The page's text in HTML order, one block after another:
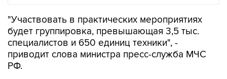
"Участвовать в практических мероприятиях
будет группировка, превышающая 3,5 тыс.
специалистов и 650 единиц техники", -
приводит слова министра пресс-служба МЧС
РФ.